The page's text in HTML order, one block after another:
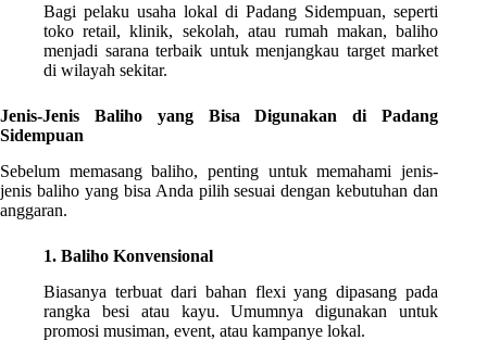
Bagi pelaku usaha lokal di Padang Sidempuan, seperti
toko retail, klinik, sekolah, atau rumah makan, baliho
menjadi sarana terbaik untuk menjangkau target market
di wilayah sekitar.
Jenis-Jenis Baliho yang Bisa Digunakan di Padang
Sidempuan
Sebelum memasang baliho, penting untuk memahami jenis-
jenis baliho yang bisa Anda pilih sesuai dengan kebutuhan dan
anggaran.
1. Baliho Konvensional
Biasanya terbuat dari bahan flexi yang dipasang pada
rangka besi atau kayu. Umumnya digunakan untuk
promosi musiman, event, atau kampanye lokal.